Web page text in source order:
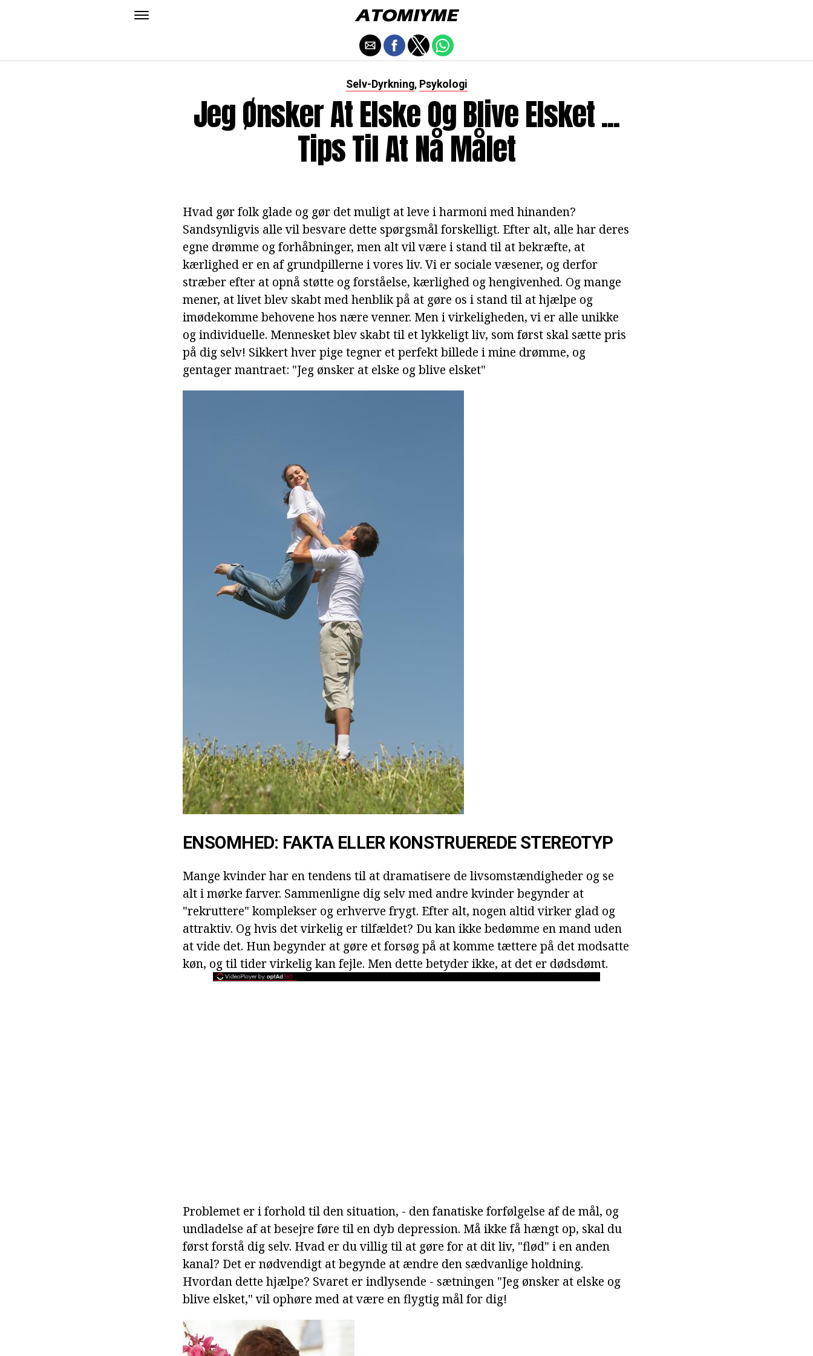
Selv-Dyrkning, Psykologi
Jeg Ønsker At Elske Og Blive Elsket ...
Tips Til At Nå Målet
Hvad gør folk glade og gør det muligt at leve i harmoni med hinanden?
Sandsynligvis alle vil besvare dette spørgsmål forskelligt. Efter alt, alle har deres
egne drømme og forhåbninger, men alt vil være i stand til at bekræfte, at
kærlighed er en af grundpillerne i vores liv. Vi er sociale væsener, og derfor
stræber efter at opnå støtte og forståelse, kærlighed og hengivenhed. Og mange
mener, at livet blev skabt med henblik på at gøre os i stand til at hjælpe og
imødekomme behovene hos nære venner. Men i virkeligheden, vi er alle unikke
og individuelle. Mennesket blev skabt til et lykkeligt liv, som først skal sætte pris
på dig selv! Sikkert hver pige tegner et perfekt billede i mine drømme, og
gentager mantraet: "Jeg ønsker at elske og blive elsket"
ENSOMHED: FAKTA ELLER KONSTRUEREDE STEREOTYP
Mange kvinder har en tendens til at dramatisere de livsomstændigheder og se
alt i mørke farver. Sammenligne dig selv med andre kvinder begynder at
"rekruttere" komplekser og erhverve frygt. Efter alt, nogen altid virker glad og
attraktiv. Og hvis det virkelig er tilfældet? Du kan ikke bedømme en mand uden
at vide det. Hun begynder at gøre et forsøg på at komme tættere på det modsatte
køn, og til tider virkelig kan fejle. Men dette betyder ikke, at det er dødsdømt.
Problemet er i forhold til den situation, - den fanatiske forfølgelse af de mål, og
undladelse af at besejre føre til en dyb depression. Må ikke få hængt op, skal du
først forstå dig selv. Hvad er du villig til at gøre for at dit liv, "flød" i en anden
kanal? Det er nødvendigt at begynde at ændre den sædvanlige holdning.
Hvordan dette hjælpe? Svaret er indlysende - sætningen "Jeg ønsker at elske og
blive elsket," vil ophøre med at være en flygtig mål for dig!